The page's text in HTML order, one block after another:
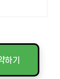
하기